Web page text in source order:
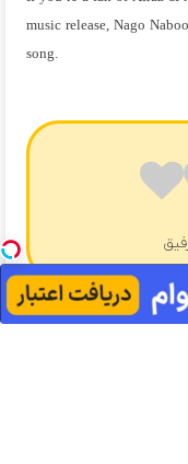
music release, Nago
song.
❤️